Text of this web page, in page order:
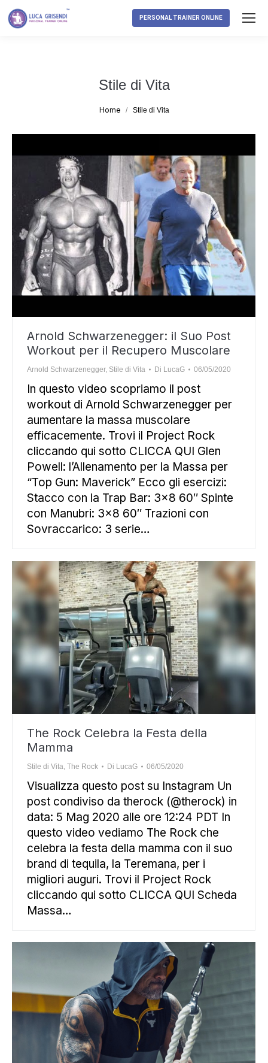
PERSONAL TRAINER ONLINE
Stile di Vita
Tu sei qui:
Home Stile di Vita
Arnold Schwarzenegger: il Suo Post
Workout per il Recupero Muscolare
Arnold Schwarzenegger, Stile di Vita Di LucaG 06/05/2020
In questo video scopriamo il post
workout di Arnold Schwarzenegger per
aumentare la massa muscolare
efficacemente. Trovi il Project Rock
cliccando qui sotto CLICCA QUI Glen
Powell: l’Allenamento per la Massa per
“Top Gun: Maverick” Ecco gli esercizi:
Stacco con la Trap Bar: 3×8 60″ Spinte
con Manubri: 3×8 60″ Trazioni con
Sovraccarico: 3 serie…
The Rock Celebra la Festa della
Mamma
Stile di Vita The Rock Di LucaG 06/05/2020
Visualizza questo post su Instagram Un
post condiviso da therock (@therock) in
data: 5 Mag 2020 alle ore 12:24 PDT In
questo video vediamo The Rock che
celebra la festa della mamma con il suo
brand di tequila, la Teremana, per i
migliori auguri. Trovi il Project Rock
cliccando qui sotto CLICCA QUI Scheda
Massa…